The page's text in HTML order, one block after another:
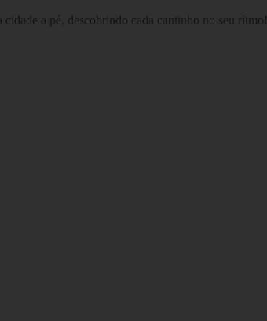
a pé, descobrindo cada cantinho no seu ritmo!